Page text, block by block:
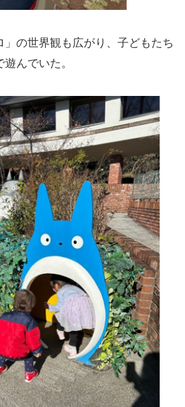
の世界観も広がり、子どもたち
んでいた。